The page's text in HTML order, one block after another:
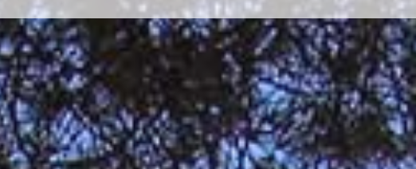
€
à 1.500.000 €
€
- de 300.000 €
300.000 € à 700.000 €
+ de 700.000 €